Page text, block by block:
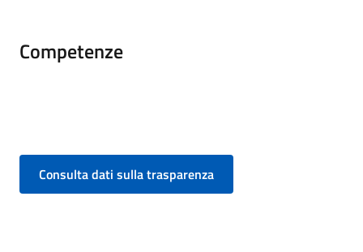
Competenze
Consulta dati sulla trasparenza